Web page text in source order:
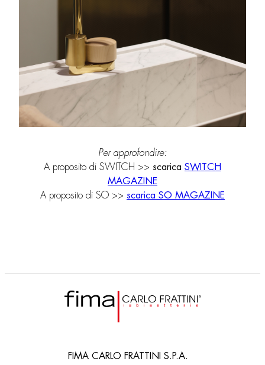
Per approfondire:
A proposito di SWITCH >> scarica SWITCH
MAGAZINE
A proposito di SO >> scarica SO MAGAZINE
FIMA CARLO FRATTINI S.P.A.